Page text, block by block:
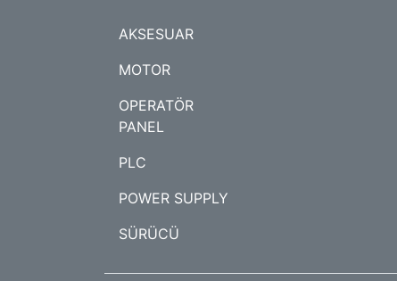
AKSESUAR
MOTOR
OPERATÖR
PANEL
PLC
POWER SUPPLY
SÜRÜCÜ